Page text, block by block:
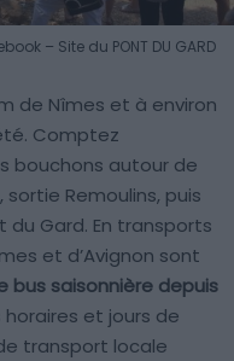
– Site du PONT DU GARD
de Nîmes et à environ
Comptez
bouchons autour de
sortie Remoulins, puis
du Gard. En transports
et d’Avignon sont
bus saisonnière depuis
et jours de
transport locale